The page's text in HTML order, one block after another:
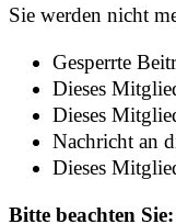
Sie werden nicht
Gesperrte
Dieses
Dieses
Nachricht an
Dieses
Bitte beachten